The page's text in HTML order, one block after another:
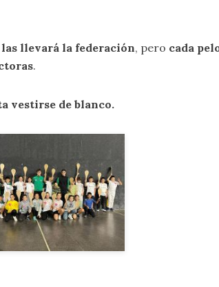
llevará la federación, pero cada
.
vestirse de blanco.